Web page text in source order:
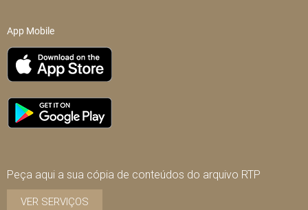
App Mobile
Peça aqui a sua cópia de conteúdos do arquivo RTP
VER SERVIÇOS